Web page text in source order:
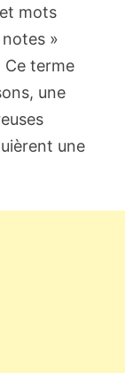
mots
»
Ce terme
une
une